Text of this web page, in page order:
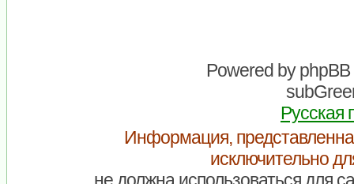
Powered byphpBB
Русская
Информация,
исключительно